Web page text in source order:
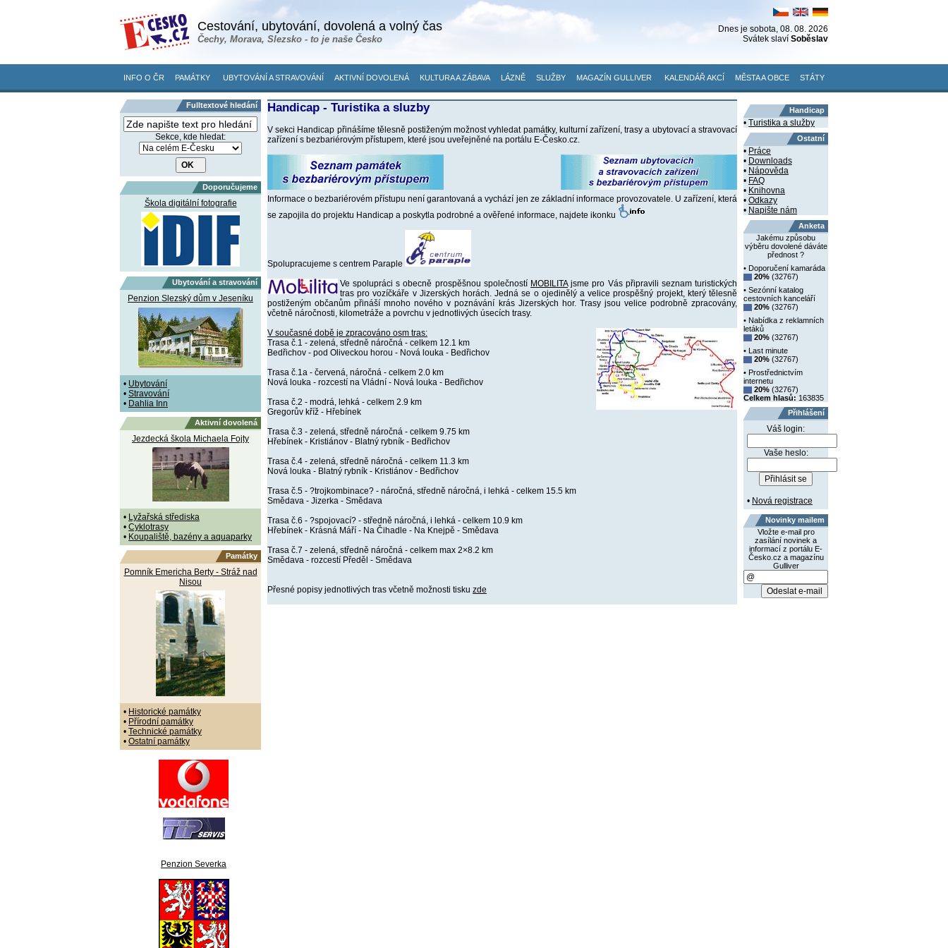
Cestování, ubytování, dovolená a volný čas
Čechy, Morava, Slezsko - to je naše Česko
Dnes je sobota, 08. 08. 2026
Svátek slaví Soběslav
INFO O ČR PAMÁTKY UBYTOVÁNÍ A STRAVOVÁNÍ AKTIVNÍ DOVOLENÁ KULTURA A ZÁBAVA LÁZNĚ SLUŽBY MAGAZÍN GULLIVER KALENDÁŘ AKCÍ MĚSTA A OBCE STÁTY
Fulltextové hledání
Sekce, kde hledat:
Doporučujeme
Škola digitální fotografie
Ubytování a stravování
Penzion Slezský dům v Jeseníku
• Ubytování
• Stravování
• Dahlia Inn
Aktivní dovolená
Jezdecká škola Michaela Fojty
• Lyžařská střediska
• Cyklotrasy
• Koupaliště, bazény a aquaparky
Památky
Pomník Emericha Berty - Stráž nad
Nisou
• Historické památky
• Přírodní památky
• Technické památky
• Ostatní památky
Penzion Severka
Handicap - Turistika a sluzby
V sekci Handicap přinášíme tělesně postiženým možnost vyhledat památky, kulturní zařízení, trasy a ubytovací a stravovací
zařízení s bezbariérovým přístupem, které jsou uveřejněné na portálu E-Česko.cz.
Informace o bezbariérovém přístupu není garantovaná a vychází jen ze základní informace provozovatele. U zařízení, která
se zapojila do projektu Handicap a poskytla podrobné a ověřené informace, najdete ikonku
Spolupracujeme s centrem Paraple
Ve spolupráci s obecně prospěšnou společností MOBILITAjsme pro Vás připravili seznam turistických
tras pro vozíčkáře v Jizerských horách. Jedná se o ojedinělý a velice prospěšný projekt, který tělesně
postiženým občanům přináší mnoho nového v poznávání krás Jizerských hor. Trasy jsou velice podrobně zpracovány,
včetně náročnosti, kilometráže a povrchu v jednotlivých úsecích trasy.
V současné době je zpracováno osm tras:
Trasa č.1 - zelená, středně náročná - celkem 12.1 km
Bedřichov - pod Oliveckou horou - Nová louka - Bedřichov
Trasa č.1a - červená, náročná - celkem 2.0 km
Nová louka - rozcestí na Vládní - Nová louka - Bedřichov
Trasa č.2 - modrá, lehká - celkem 2.9 km
Gregorův kříž - Hřebínek
Trasa č.3 - zelená, středně náročná - celkem 9.75 km
Hřebínek - Kristiánov - Blatný rybník - Bedřichov
Trasa č.4 - zelená, středně náročná - celkem 11.3 km
Nová louka - Blatný rybník - Kristiánov - Bedřichov
Trasa č.5 - ?trojkombinace? - náročná, středně náročná, i lehká - celkem 15.5 km
Smědava - Jizerka - Smědava
Trasa č.6 - ?spojovací? - středně náročná, i lehká - celkem 10.9 km
Hřebínek - Krásná Máří - Na Čihadle - Na Knejpě - Smědava
Trasa č.7 - zelená, středně náročná - celkem max 2×8.2 km
Smědava - rozcestí Předěl - Smědava
Přesné popisy jednotlivých tras včetně možnosti tisku zde
Handicap
• Turistika a služby
Ostatní
• Práce
• Downloads
• Nápověda
• FAQ
• Knihovna
• Odkazy
• Napište nám
Anketa
Jakému způsobu
výběru dovolené dáváte
přednost ?
• Doporučení kamaráda
20% (32767)
• Sezónní katalog
cestovních kanceláří
20% (32767)
• Nabídka z reklamních
letáků
20% (32767)
• Last minute
20% (32767)
• Prostřednictvím
internetu
20% (32767)
Celkem hlasů: 163835
Přihlášení
Váš login:
Vaše heslo:
• Nová registrace
Novinky mailem
Vložte e-mail pro
zasílání novinek a
informací z portálu E-
Česko.cz a magazínu
Gulliver